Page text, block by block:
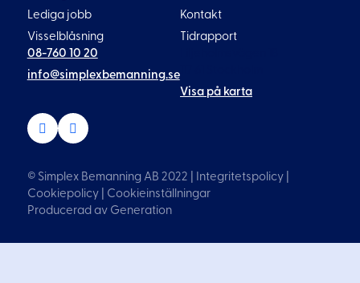
08-760 10 20
info@simplexbemanning.se
Visa på karta
Lediga jobb
Visselblåsning
Kontakt
Tidrapport
© Simplex Bemanning AB 2022 | Integritetspolicy|
Cookiepolicy| Cookieinställningar
Producerad av Generation